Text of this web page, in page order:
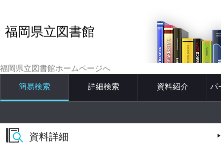
福岡県立図書館
福岡県立図書館ホームページへ
簡易検索 詳細検索 資料紹介 パ
資料詳細